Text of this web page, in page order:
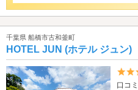
千葉県 船橋市古和釜町
HOTEL JUN (ホテル ジュン)
口コ